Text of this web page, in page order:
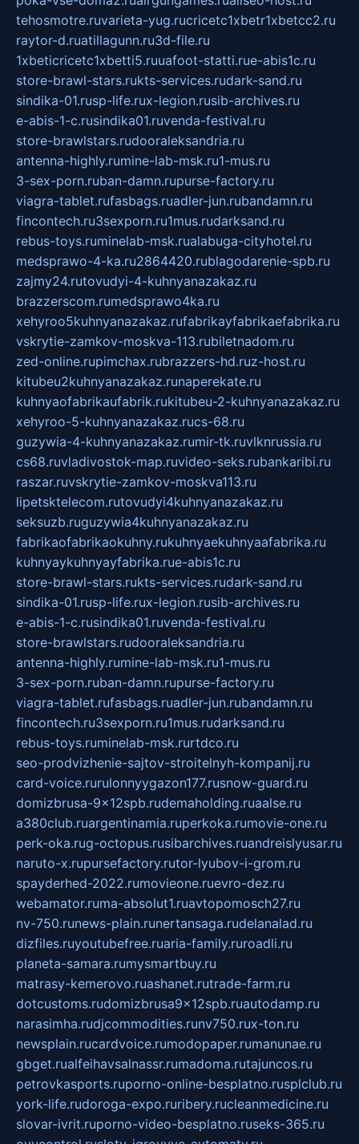
tehosmotre.ruvarieta-yug.rucricetc1xbetr1xbetcc2.ru
raytor-d.ruatillagunn.ru3d-file.ru
1xbeticricetc1xbetti5.ruuafoot-statti.rue-abis1c.ru
store-brawl-stars.rukts-services.rudark-sand.ru
sindika-01.rusp-life.rux-legion.rusib-archives.ru
e-abis-1-c.rusindika01.ruvenda-festival.ru
store-brawlstars.rudooraleksandria.ru
antenna-highly.rumine-lab-msk.ru1-mus.ru
3-sex-porn.ruban-damn.rupurse-factory.ru
viagra-tablet.rufasbags.ruadler-jun.rubandamn.ru
fincontech.ru3sexporn.ru1mus.rudarksand.ru
rebus-toys.ruminelab-msk.rualabuga-cityhotel.ru
medsprawo-4-ka.ru2864420.rublagodarenie-spb.ru
zajmy24.rutovudyi-4-kuhnyanazakaz.ru
brazzerscom.rumedsprawo4ka.ru
xehyroo5kuhnyanazakaz.rufabrikayfabrikaefabrika.ru
vskrytie-zamkov-moskva-113.rubiletnadom.ru
zed-online.rupimchax.rubrazzers-hd.ruz-host.ru
kitubeu2kuhnyanazakaz.runaperekate.ru
kuhnyaofabrikaufabrik.rukitubeu-2-kuhnyanazakaz.ru
xehyroo-5-kuhnyanazakaz.rucs-68.ru
guzywia-4-kuhnyanazakaz.rumir-tk.ruvlknrussia.ru
cs68.ruvladivostok-map.ruvideo-seks.rubankaribi.ru
raszar.ruvskrytie-zamkov-moskva113.ru
lipetsktelecom.rutovudyi4kuhnyanazakaz.ru
seksuzb.ruguzywia4kuhnyanazakaz.ru
fabrikaofabrikaokuhny.rukuhnyaekuhnyaafabrika.ru
kuhnyaykuhnyayfabrika.rue-abis1c.ru
store-brawl-stars.rukts-services.rudark-sand.ru
sindika-01.rusp-life.rux-legion.rusib-archives.ru
e-abis-1-c.rusindika01.ruvenda-festival.ru
store-brawlstars.rudooraleksandria.ru
antenna-highly.rumine-lab-msk.ru1-mus.ru
3-sex-porn.ruban-damn.rupurse-factory.ru
viagra-tablet.rufasbags.ruadler-jun.rubandamn.ru
fincontech.ru3sexporn.ru1mus.rudarksand.ru
rebus-toys.ruminelab-msk.rurtdco.ru
seo-prodvizhenie-sajtov-stroitelnyh-kompanij.ru
card-voice.rurulonnyygazon177.rusnow-guard.ru
domizbrusa-9x12spb.rudemaholding.ruaalse.ru
a380club.ruargentinamia.ruperkoka.rumovie-one.ru
perk-oka.rug-octopus.rusibarchives.ruandreislyusar.ru
naruto-x.rupursefactory.rutor-lyubov-i-grom.ru
spayderhed-2022.rumovieone.ruevro-dez.ru
webamator.ruma-absolut1.ruavtopomosch27.ru
nv-750.runews-plain.runertansaga.rudelanalad.ru
dizfiles.ruyoutubefree.ruaria-family.ruroadli.ru
planeta-samara.rumysmartbuy.ru
matrasy-kemerovo.ruashanet.rutrade-farm.ru
dotcustoms.rudomizbrusa9x12spb.ruautodamp.ru
narasimha.rudjcommodities.runv750.rux-ton.ru
newsplain.rucardvoice.rumodopaper.rumanunae.ru
gbget.rualfeihavsalnassr.rumadoma.rutajuncos.ru
petrovkasports.ruporno-online-besplatno.rusplclub.ru
york-life.rudoroga-expo.ruribery.rucleanmedicine.ru
slovar-ivrit.ruporno-video-besplatno.ruseks-365.ru